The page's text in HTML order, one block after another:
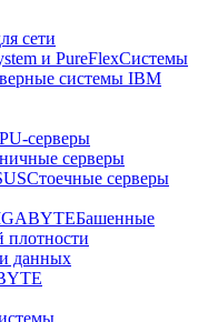
сети
и PureFlexСистемы
системы IBM
серверы
серверы
Стоечные серверы
Башенные
плотности
данных